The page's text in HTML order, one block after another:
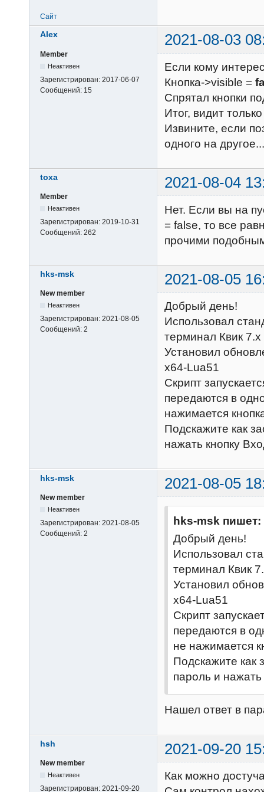
Сайт
Alex 2021-08-03
Member
Неактивен
Зарегистрирован: 2017-06-07
Сообщений: 15
Если кому
Кнопка->visible =
Спрятал кнопки
Итог, видит
Извините, если
одного на другое...
toxa 2021-08-04
Member
Неактивен
Зарегистрирован: 2019-10-31
Сообщений: 262
Нет. Если вы на
= false, то все
прочими
hks-msk 2021-08-05
New member
Неактивен
Зарегистрирован: 2021-08-05
Сообщений: 2
Добрый день!
Использовал
терминал Квик 7.х
Установил
x64-Lua51
Скрипт
передаются в
нажимается
Подскажите как
нажать кнопку
hks-msk 2021-08-05
New member
Неактивен
Зарегистрирован: 2021-08-05
Сообщений: 2
hks-msk пишет:
Добрый день!
Использовал
терминал Квик
Установил
x64-Lua51
Скрипт
передаются в
не нажимается
Подскажите как
пароль и
Нашел ответ в
hsh 2021-09-20
New member
Неактивен
Зарегистрирован: 2021-09-20
Как можно